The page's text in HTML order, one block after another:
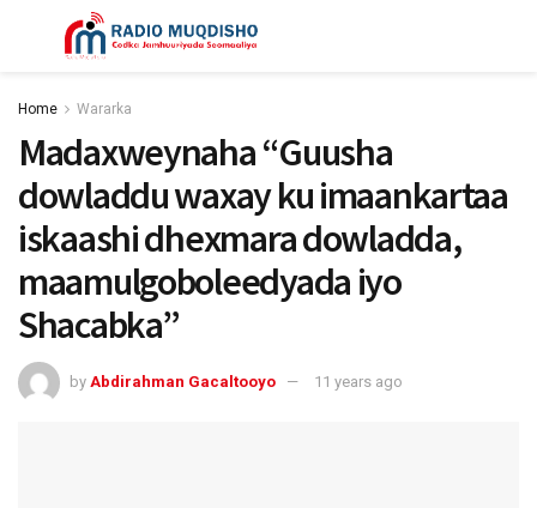
Home Wararka
Madaxweynaha “Guusha
dowladdu waxay ku imaankartaa
iskaashi dhexmara dowladda,
maamulgoboleedyada iyo
Shacabka”
by Abdirahman Gacaltooyo 11 years ago